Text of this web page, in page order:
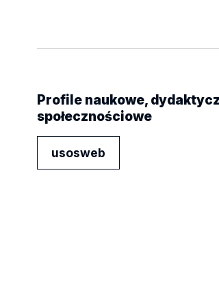
Profile naukowe,
społecznościowe
usosweb